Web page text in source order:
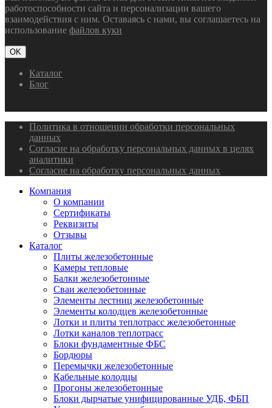
работоспособности сайта и персонализации вашего
взаимодействия с ним. Оставаясь с нами, вы соглашаетесь на
использование файлов куки
OK
Каталог
Блог
Политика в отношении обработки персональных
данных
Согласие на обработку персональных данных в целях
аналитики
Согласие на обработку персональных данных
Компания
О компании
Сертификаты
Реквизиты
Отзывы
Каталог
Плиты железобетонные
Камеры тепловые
Балки железобетонные
Сваи железобетонные
Элементы лестниц железобетонные
Элементы колодцев железобетонные
Лотки и плиты теплотрасс железобетонные
Лотки каналов теплотрасс
Блоки фундаментные ФБС
Бордюры
Перемычки железобетонные
Кабельные колодцы
Прогоны железобетонные
Блоки дырчатые унифицированные УДБ, ФБП